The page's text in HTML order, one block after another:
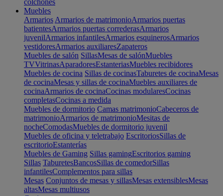
colchones
Muebles
Armarios Armarios de matrimonioArmarios puertas
batientesArmarios puertas correderasArmarios
juvenilArmarios infantilesArmarios esquinerosArmarios
vestidoresArmarios auxiliaresZapateros
Muebles de salón SillasMesas de salónMuebles
TVVitrinasAparadoresEstanteriasMuebles recibidores
Muebles de cocina Sillas de cocinasTaburetes de cocinaMesas
de cocinaMesas y sillas de cocinaMuebles auxiliares de
cocinaArmarios de cocinaCocinas modularesCocinas
completasCocinas a medida
Muebles de dormitorio Camas matrimonioCabeceros de
matrimonioArmarios de matrimonioMesitas de
nocheComodasMuebles de dormitorio juvenil
Muebles de oficina y teletrabajo EscritoriosSillas de
escritorioEstanterías
Muebles de Gaming Sillas gamingEscritorios gaming
Sillas TaburetesBancosSillas de comedorSillas
infantilesComplementos para sillas
Mesas Conjuntos de mesas y sillasMesas extensiblesMesas
altasMesas multiusos